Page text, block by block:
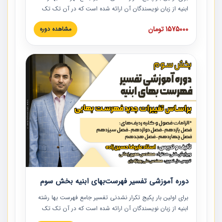
ابنیه از زبان نویسندگان آن ارائه شده است که در آن تک تک
ردیف ها و مطالب فهرست بها تفسیر و ارائه شده است. این
دوره به صورت کامل تصویری بوده و به همراه تصاویر عملیات
دوره با کلام مهندس علیرضاحسین‌زاده مدیر پروژه مهندسی
مشاور در امر بازنگری فهرست بها رشته ابنیه ارائه شده و به تمام
همکارانی که در حوزه صنعت ساخت در حال فعالیت هستند حتما
توصیه می کنیم از مطالب این دوره استفاده نمایند.
1575000 تومان مشاهده دوره
دوره آموزشی تفسیر فهرست‌بهای ابنیه بخش سوم
برای اولین بار پکیج تکرار نشدنی تفسیر جامع فهرست بها رشته
ابنیه از زبان نویسندگان آن ارائه شده است که در آن تک تک
ردیف ها و مطالب فهرست بها تفسیر و ارائه شده است. این